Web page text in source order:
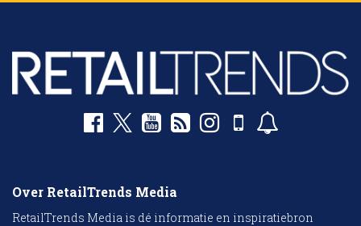
Over RetailTrends Media
RetailTrends Media is dé informatie en inspiratiebron